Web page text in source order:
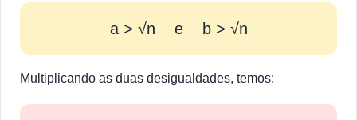
a > √n e b > √n
Multiplicando as duas desigualdades, temos: